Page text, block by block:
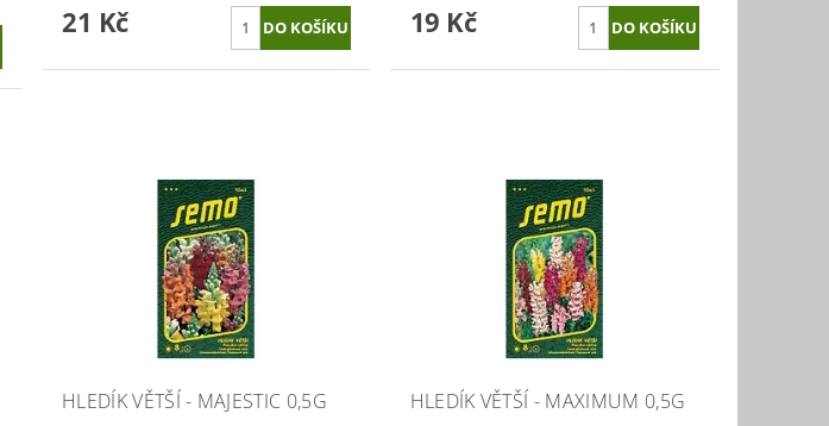
21 Kč 19 Kč
HLEDÍK VĚTŠÍ - MAJESTIC 0,5G HLEDÍK VĚTŠÍ - MAXIMUM 0,5G